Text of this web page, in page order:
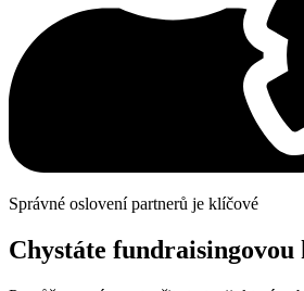
Správné oslovení partnerů je klíčové
Chystáte fundraisingovou